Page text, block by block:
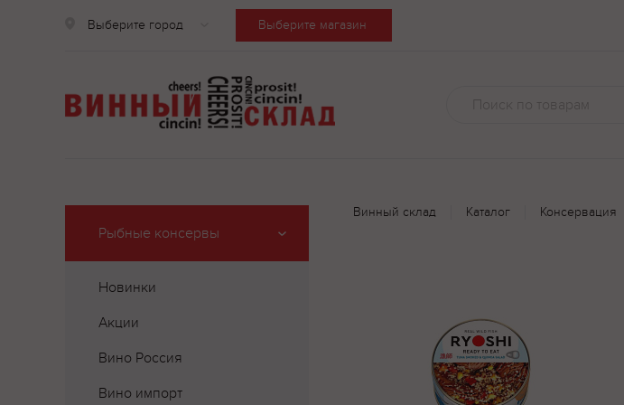
Выберите город Выберите магазин
Рыбные консервы
Новинки
Акции
Вино Россия
Вино импорт
Винный склад Каталог Консервация